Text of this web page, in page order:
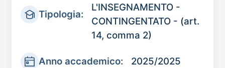
Tipologia:
L'INSEGNAMENTO -
CONTINGENTATO - (art.
14, comma 2)
Anno accademico: 2025/2025